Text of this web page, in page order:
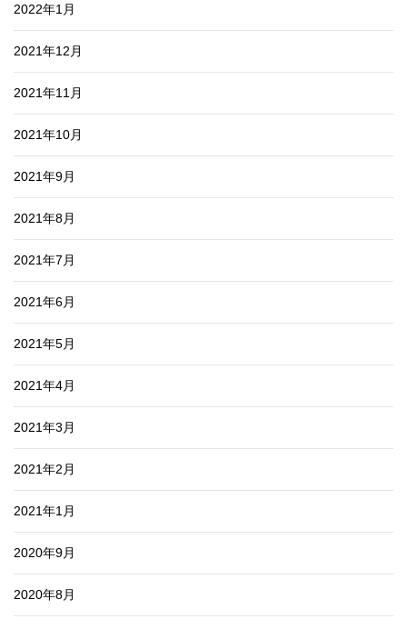
2022年1月
2021年12月
2021年11月
2021年10月
2021年9月
2021年8月
2021年7月
2021年6月
2021年5月
2021年4月
2021年3月
2021年2月
2021年1月
2020年9月
2020年8月